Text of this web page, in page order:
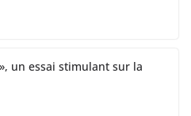
un essai stimulant sur la